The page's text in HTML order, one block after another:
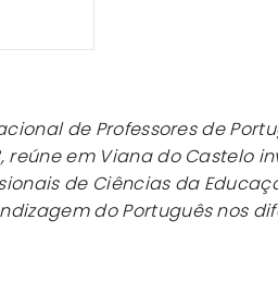
de Professores de
reúne em Viana do Castelo
de Ciências da
do Português nos